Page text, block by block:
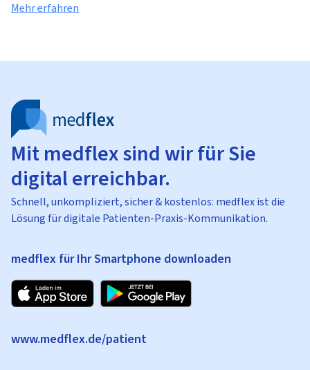
Mehr erfahren
Mit medflex sind wir für Sie
digital erreichbar.
Schnell, unkompliziert, sicher & kostenlos: medflex ist die
Lösung für digitale Patienten-Praxis-Kommunikation.
medflex für Ihr Smartphone downloaden
www.medflex.de/patient